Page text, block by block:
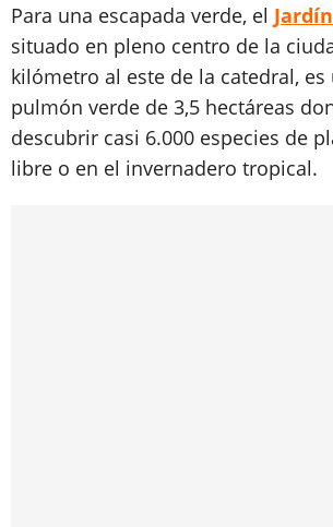
Para una escapada verde, el
situado en pleno centro de la
kilómetro al este de la catedral,
pulmón verde de 3,5 hectáreas
descubrir casi 6.000 especies de
libre o en el invernadero tropical.